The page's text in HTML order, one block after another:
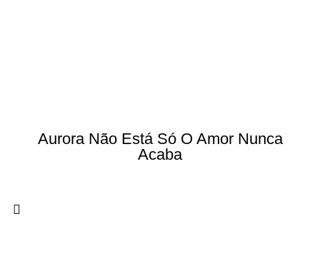
Aurora Não Está Só O Amor Nunca
Acaba